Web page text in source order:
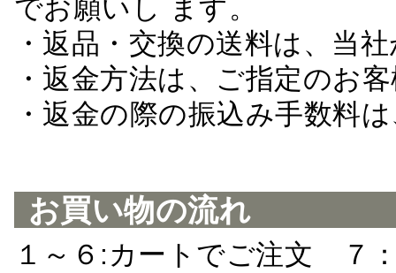
でお願いし ます。
・返品・交換の送料は、当
・返金方法は、ご指定のお
・返金の際の振込み手数料
お買い物の流れ
１～６:カートでご注文 ７